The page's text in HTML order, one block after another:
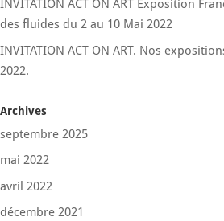
INVITATION ACT ON ART Exposition
des fluides du 2 au 10 Mai 2022
INVITATION ACT ON ART. Nos
2022.
Archives
septembre 2025
mai 2022
avril 2022
décembre 2021